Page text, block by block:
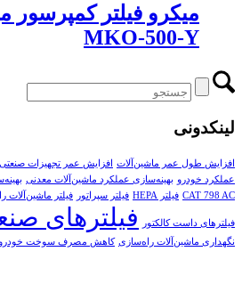
میکرو فیلتر کمپرسور
MKO-500-Y
لینکدونی
افزایش طول عمر ماشین‌آلات افزایش عمر تجهیزات صنعتی
عملکرد خودرو بهینه‌سازی عملکرد ماشین‌آلات معدنی
CAT 798 AC فیلتر HEPA فیلتر سپراتور فیلتر ماشین‌آلات
فیلترهای داست کالکتور فیلترهای
نگهداری ماشین‌آلات راه‌سازی کاهش مصرف سوخت خودرو